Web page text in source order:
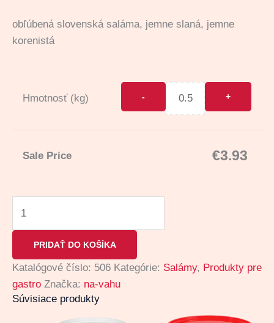
obľúbená slovenská saláma, jemne slaná, jemne
korenistá
Hmotnosť (kg)
Sale Price €3.93
PRIDAŤ DO KOŠÍKA
Katalógové číslo: 506 Kategórie: Salámy, Produkty pre
gastro Značka: na-vahu
Súvisiace produkty